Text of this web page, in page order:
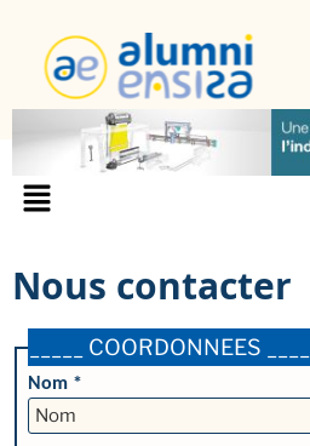
Nous contacter
_____ COORDONNEES _____
Nom *